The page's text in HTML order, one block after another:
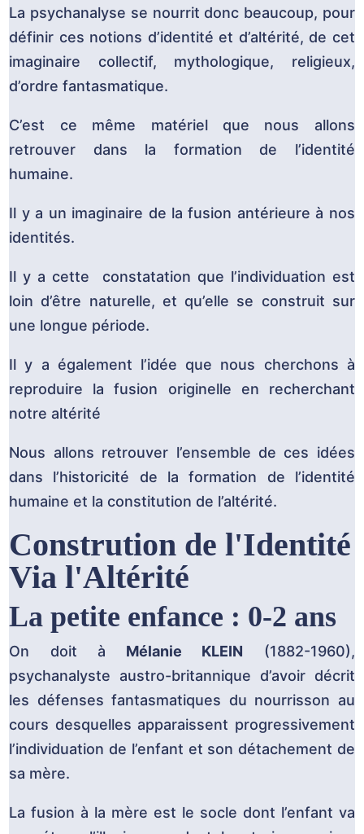
La psychanalyse se nourrit donc beaucoup, pour
définir ces notions d’identité et d’altérité, de cet
imaginaire collectif, mythologique, religieux,
d’ordre fantasmatique.
C’est ce même matériel que nous allons
retrouver dans la formation de l’identité
humaine.
Il y a un imaginaire de la fusion antérieure à nos
identités.
Il y a cette constatation que l’individuation est
loin d’être naturelle, et qu’elle se construit sur
une longue période.
Il y a également l’idée que nous cherchons à
reproduire la fusion originelle en recherchant
notre altérité
Nous allons retrouver l’ensemble de ces idées
dans l’historicité de la formation de l’identité
humaine et la constitution de l’altérité.
Constrution de l'Identité
Via l'Altérité
La petite enfance : 0-2 ans
On doit à Mélanie KLEIN (1882-1960),
psychanalyste austro-britannique d’avoir décrit
les défenses fantasmatiques du nourrisson au
cours desquelles apparaissent progressivement
l’individuation de l’enfant et son détachement de
sa mère.
La fusion à la mère est le socle dont l’enfant va